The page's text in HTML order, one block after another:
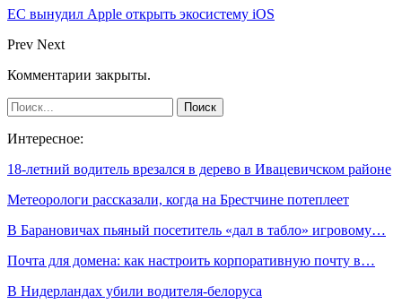
ЕС вынудил Apple открыть экосистему iOS
Prev Next
Комментарии закрыты.
Интересное:
18-летний водитель врезался в дерево в Ивацевичском районе
Метеорологи рассказали, когда на Брестчине потеплеет
В Барановичах пьяный посетитель «дал в табло» игровому…
Почта для домена: как настроить корпоративную почту в…
В Нидерландах убили водителя-белоруса